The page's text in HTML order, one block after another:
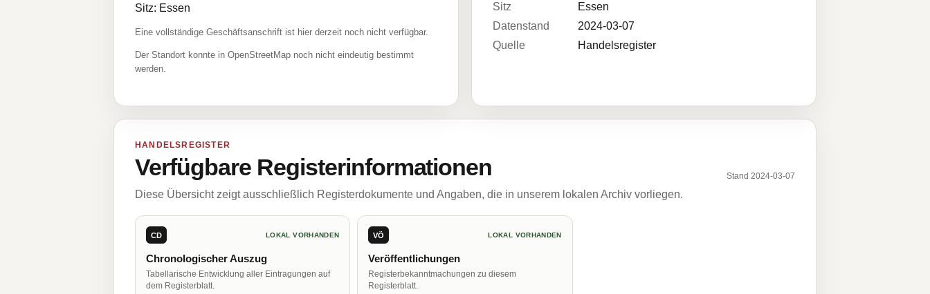
Sitz: Essen
Eine vollständige Geschäftsanschrift ist hier derzeit noch nicht verfügbar.
Der Standort konnte in OpenStreetMap noch nicht eindeutig bestimmt
werden.
Sitz
Essen
Datenstand
2024-03-07
Quelle
Handelsregister
HANDELSREGISTER
Verfügbare Registerinformationen Stand 2024-03-07
Diese Übersicht zeigt ausschließlich Registerdokumente und Angaben, die in unserem lokalen Archiv vorliegen.
CD LOKAL VORHANDEN
Chronologischer Auszug
Tabellarische Entwicklung aller Eintragungen auf
dem Registerblatt.
VÖ LOKAL VORHANDEN
Veröffentlichungen
Registerbekanntmachungen zu diesem
Registerblatt.